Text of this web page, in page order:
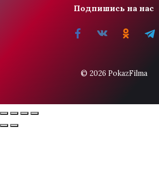
Подпишись на нас
© 2026 PokazFilma